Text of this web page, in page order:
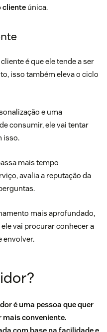
cliente única.
é que ele tende a ser
isso também eleva o ciclo
e uma
consumir, ele vai tentar
isso.
mais tempo
avalia a reputação da
mais aprofundado,
vai procurar conhecer a
envolver.
é uma pessoa que quer
conveniente.